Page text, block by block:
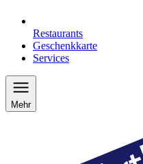
Restaurants
Geschenkkarte
Services
Mehr